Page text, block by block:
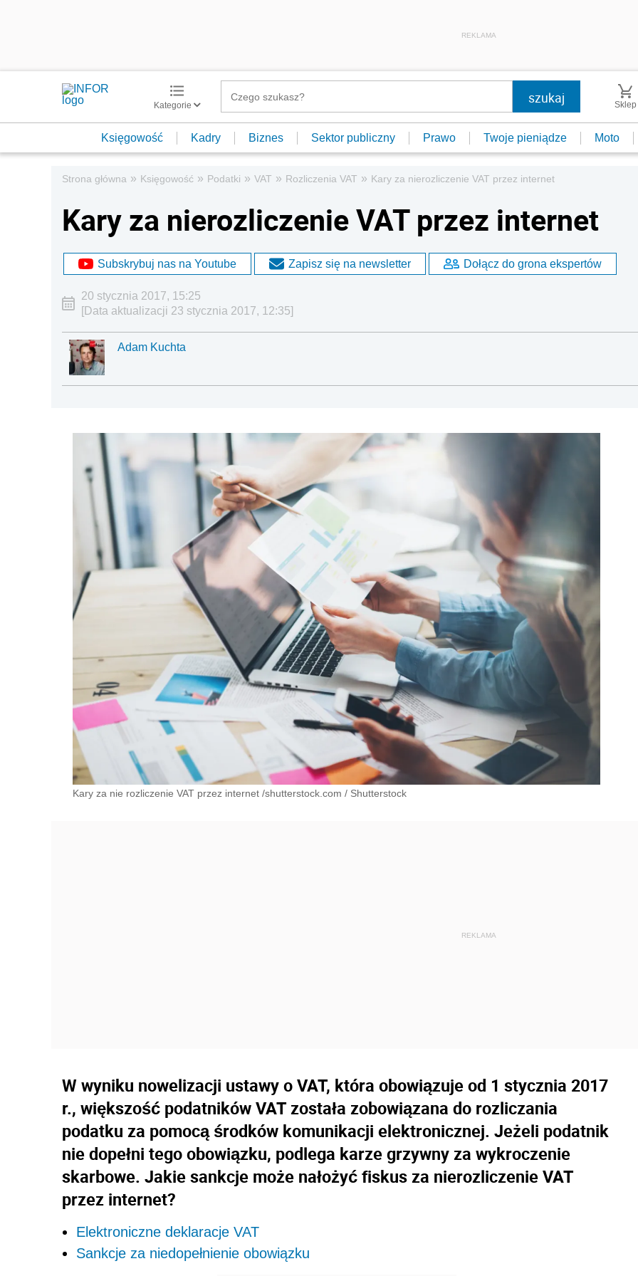
REKLAMA
Kategorie Sklep
Księgowość Kadry Biznes Sektor publiczny Prawo Twoje pieniądze Moto
Strona główna » Księgowość » Podatki » VAT » Rozliczenia VAT » Kary za nierozliczenie VAT przez internet
Kary za nierozliczenie VAT przez internet
Subskrybuj nas na Youtube Zapisz się na newsletter Dołącz do grona ekspertów
20 stycznia 2017, 15:25
[Data aktualizacji 23 stycznia 2017, 12:35]
Adam Kuchta
Kary za nie rozliczenie VAT przez internet /shutterstock.com / Shutterstock
W wyniku nowelizacji ustawy o VAT, która obowiązuje od 1 stycznia 2017
r., większość podatników VAT została zobowiązana do rozliczania
podatku za pomocą środków komunikacji elektronicznej. Jeżeli podatnik
nie dopełni tego obowiązku, podlega karze grzywny za wykroczenie
skarbowe. Jakie sankcje może nałożyć fiskus za nierozliczenie VAT
przez internet?
Elektroniczne deklaracje VAT
Sankcje za niedopełnienie obowiązku